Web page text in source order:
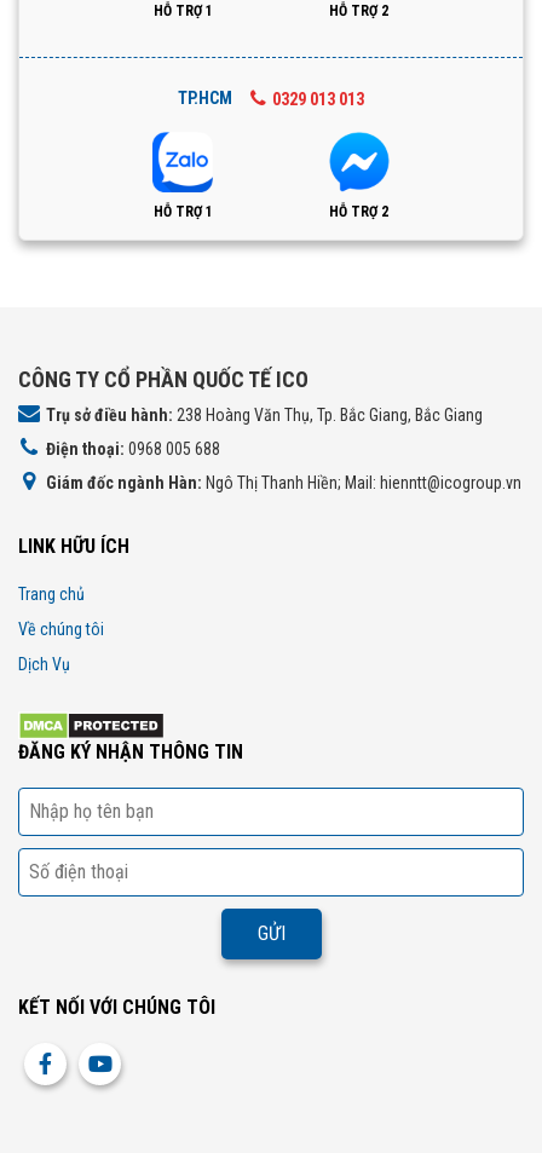
HỖ TRỢ 1 HỖ TRỢ 2
TP.HCM 0329 013 013
HỖ TRỢ 1 HỖ TRỢ 2
CÔNG TY CỔ PHẦN QUỐC TẾ ICO
Trụ sở điều hành: 238 Hoàng Văn Thụ, Tp. Bắc Giang, Bắc Giang
Điện thoại: 0968 005 688
Giám đốc ngành Hàn: Ngô Thị Thanh Hiền; Mail: hienntt@icogroup.vn
LINK HỮU ÍCH
Trang chủ
Về chúng tôi
Dịch Vụ
ĐĂNG KÝ NHẬN THÔNG TIN
KẾT NỐI VỚI CHÚNG TÔI